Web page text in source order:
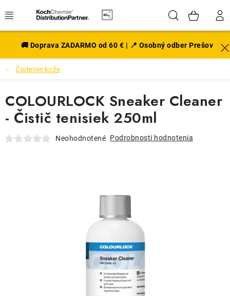
na
Hľadať
EXTERIÉR
DISKY A PNEU
INTERIÉR
PRÍSLUŠENSTVO
DARČEKOVÉ POUKAZY
🚚 Doprava ZADARMO od 60 € | 📍 Osobný odber Prešov
Čistenie kože
COLOURLOCK Sneaker Cleaner
- Čistič tenisiek 250ml
Neohodnotené Podrobnosti hodnotenia